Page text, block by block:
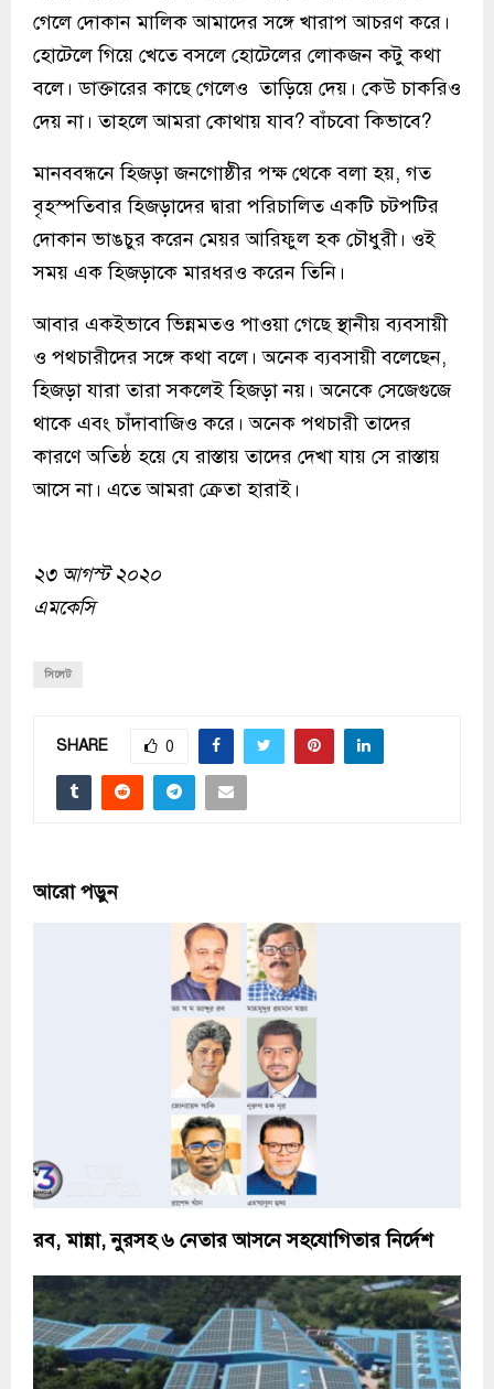
গেলে দোকান মালিক আমাদের সঙ্গে খারাপ আচরণ করে।
হোটেলে গিয়ে খেতে বসলে হোটেলের লোকজন কটু কথা
বলে। ডাক্তারের কাছে গেলেও তাড়িয়ে দেয়। কেউ চাকরিও
দেয় না। তাহলে আমরা কোথায় যাব? বাঁচবো কিভাবে?
মানববন্ধনে হিজড়া জনগোষ্ঠীর পক্ষ থেকে বলা হয়, গত
বৃহস্পতিবার হিজড়াদের দ্বারা পরিচালিত একটি চটপটির
দোকান ভাঙচুর করেন মেয়র আরিফুল হক চৌধুরী। ওই
সময় এক হিজড়াকে মারধরও করেন তিনি।
আবার একইভাবে ভিন্নমতও পাওয়া গেছে স্থানীয় ব্যবসায়ী
ও পথচারীদের সঙ্গে কথা বলে। অনেক ব্যবসায়ী বলেছেন,
হিজড়া যারা তারা সকলেই হিজড়া নয়। অনেকে সেজেগুজে
থাকে এবং চাঁদাবাজিও করে। অনেক পথচারী তাদের
কারণে অতিষ্ঠ হয়ে যে রাস্তায় তাদের দেখা যায় সে রাস্তায়
আসে না। এতে আমরা ক্রেতা হারাই।
২৩ আগস্ট ২০২০
এমকেসি
সিলেট
SHARE 0
আরো পড়ুন
রব, মান্না, নুরসহ ৬ নেতার আসনে সহযোগিতার নির্দেশ